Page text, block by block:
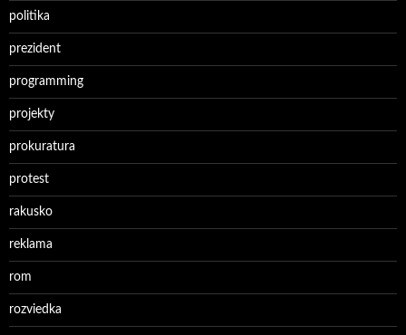
politika
prezident
programming
projekty
prokuratura
protest
rakusko
reklama
rom
rozviedka